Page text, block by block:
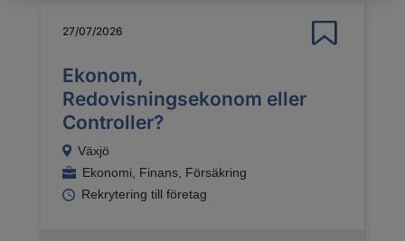
27/07/2026
Ekonom,
Redovisningsekonom eller
Controller?
Växjö
Ekonomi, Finans, Försäkring
Rekrytering till företag